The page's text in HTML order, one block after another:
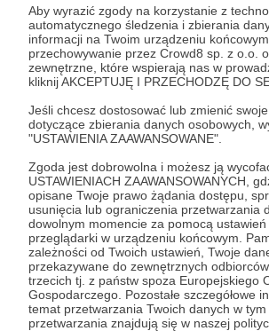
Aby wyrazić zgody na korzystanie z
automatycznego śledzenia i zbierania
informacji na Twoim urządzeniu
przechowywanie przez Crowd8 sp. z o.o.
zewnętrzne, które wspierają nas w
kliknij AKCEPTUJĘ I PRZECHODZĘ DO
Jeśli chcesz dostosować lub zmienić
dotyczące zbierania danych osobowych,
"USTAWIENIA ZAAWANSOWANE".
Zgoda jest dobrowolna i możesz ją
USTAWIENIACH ZAAWANSOWANYCH,
opisane Twoje prawo żądania dostępu,
usunięcia lub ograniczenia przetwarzania
dowolnym momencie za pomocą ustawień
przeglądarki w urządzeniu końcowym.
zależności od Twoich ustawień, Twoje
przekazywane do zewnętrznych
trzecich tj. z państw spoza Europejskiego
Gospodarczego. Pozostałe szczegółowe
temat przetwarzania Twoich danych w tym
przetwarzania znajdują się w naszej
14.12.2023 ● Brak komentarzy
DLR na żywo - dogrywka w
Tydzień temu Jakub nie dojechał do
nadrobić!
spotkanie DLR Live Gdańsk